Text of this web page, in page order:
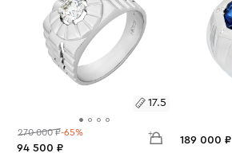
17.5
270 000 ₽-65%
94 500 ₽
189 000 ₽